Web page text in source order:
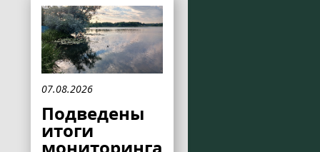
07.08.2026
Подведены
итоги